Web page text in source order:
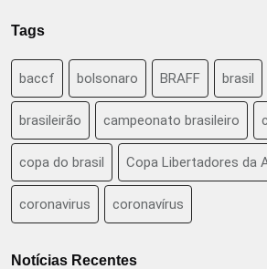
Tags
baccf bolsonaro BRAFF brasil
brasileirão campeonato brasileiro
copa do brasil Copa Libertadores da
coronavirus coronavírus
Notícias Recentes